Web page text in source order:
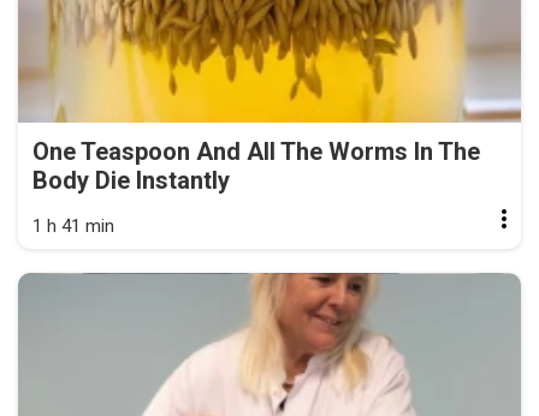
One Teaspoon And All The Worms In The
Body Die Instantly
1 h 41 min